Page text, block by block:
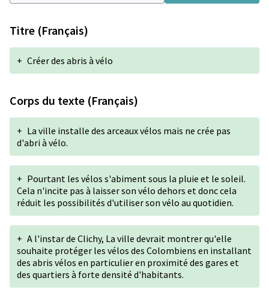
Titre (Français)
+ Créer des abris à vélo
Corps du texte (Français)
+ La ville installe des arceaux vélos mais ne crée pas
d'abri à vélo.
+ Pourtant les vélos s'abiment sous la pluie et le soleil.
Cela n'incite pas à laisser son vélo dehors et donc cela
réduit les possibilités d'utiliser son vélo au quotidien.
+ A l'instar de Clichy, La ville devrait montrer qu'elle
souhaite protéger les vélos des Colombiens en installant
des abris vélos en particulier en proximité des gares et
des quartiers à forte densité d'habitants.